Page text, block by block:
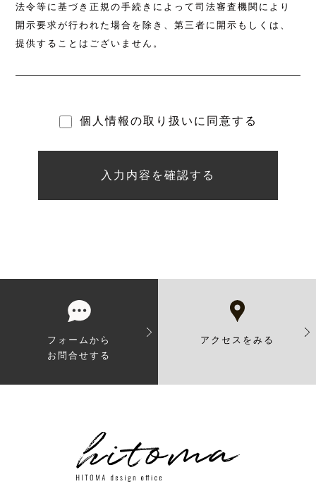
法令等に基づき正規の手続きによって司法審査機関により
開示要求が行われた場合を除き、第三者に開示もしくは、
提供することはございません。
個人情報の取り扱いに同意する
フォームから
お問合せする
アクセスをみる